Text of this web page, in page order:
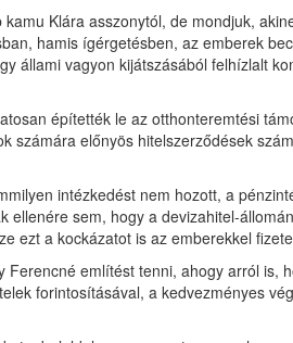
kamu Klára asszonytól, de mondjuk,
hamis ígérgetésben, az emberek
állami vagyon kijátszásából felhízlalt
építették le az otthonteremtési
számára előnyös hitelszerződések
intézkedést nem hozott, a
ellenére sem, hogy a devizahitel-
ezt a kockázatot is az emberekkel
Ferencné említést tenni, ahogy arról
forintosításával, a kedvezményes